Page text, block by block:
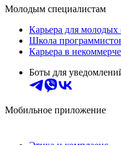
Молодым специалистам
Карьера для молодых
Школа
Карьера в
Боты для
Мобильное приложение